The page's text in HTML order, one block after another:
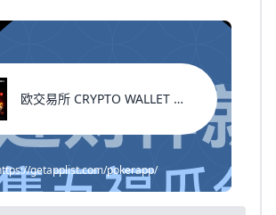
欧交易所 CRYPTO WALLET 新用户福利
getapplist.com/pokerapp/